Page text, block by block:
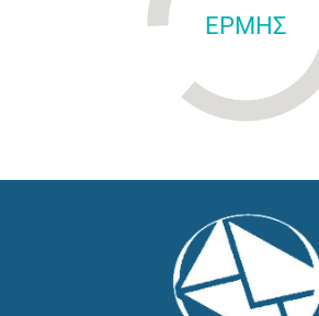
ΕΡΜΗΣ